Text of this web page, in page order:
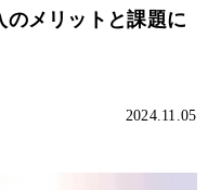
のメリットと課題に
2024.11.05